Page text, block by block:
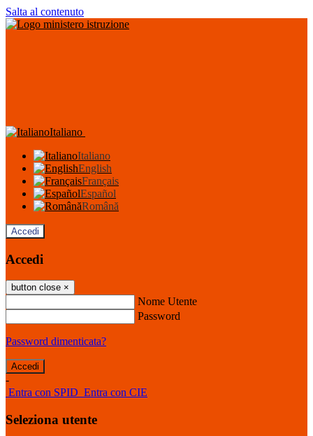
Salta al contenuto
Italiano
Italiano
English
Français
Español
Română
Accedi
Accedi
button close ×
Nome Utente
Password
Password dimenticata?
-
Entra con SPID Entra con CIE
Seleziona utente